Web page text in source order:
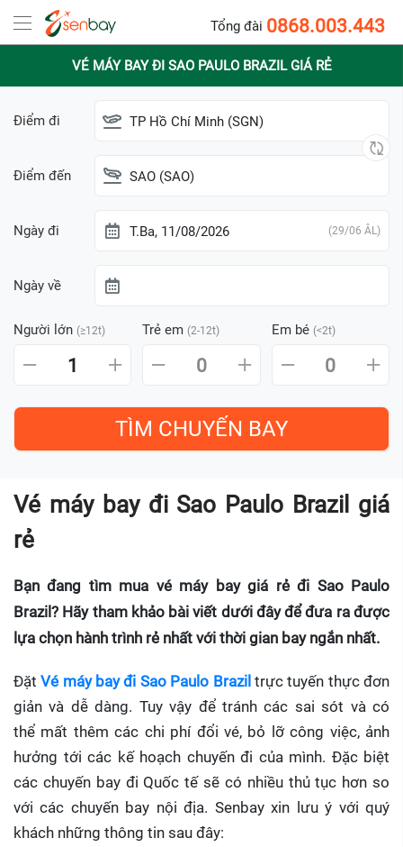
Tổng đài 0868.003.443
VÉ MÁY BAY ĐI SAO PAULO BRAZIL GIÁ RẺ
Điểm đi TP Hồ Chí Minh (SGN)
Điểm đến SAO (SAO)
Ngày đi T.Ba, 11/08/2026 (29/06 ÂL)
Ngày về
Người lớn (≥12t) Trẻ em (2-12t) Em bé (<2t)
1 0 0
Vé máy bay đi Sao Paulo Brazil giá
rẻ
Bạn đang tìm mua vé máy bay giá rẻ đi Sao Paulo
Brazil? Hãy tham khảo bài viết dưới đây để đưa ra được
lựa chọn hành trình rẻ nhất với thời gian bay ngắn nhất.
ĐặtVé máy bay đi Sao Paulo Brazil trực tuyến thực đơn
giản và dễ dàng. Tuy vậy để tránh các sai sót và có
thể mất thêm các chi phí đổi vé, bỏ lỡ công việc, ảnh
hưởng tới các kế hoạch chuyến đi của mình. Đặc biệt
các chuyến bay đi Quốc tế sẽ có nhiều thủ tục hơn so
với các chuyến bay nội địa. Senbay xin lưu ý với quý
khách những thông tin sau đây: